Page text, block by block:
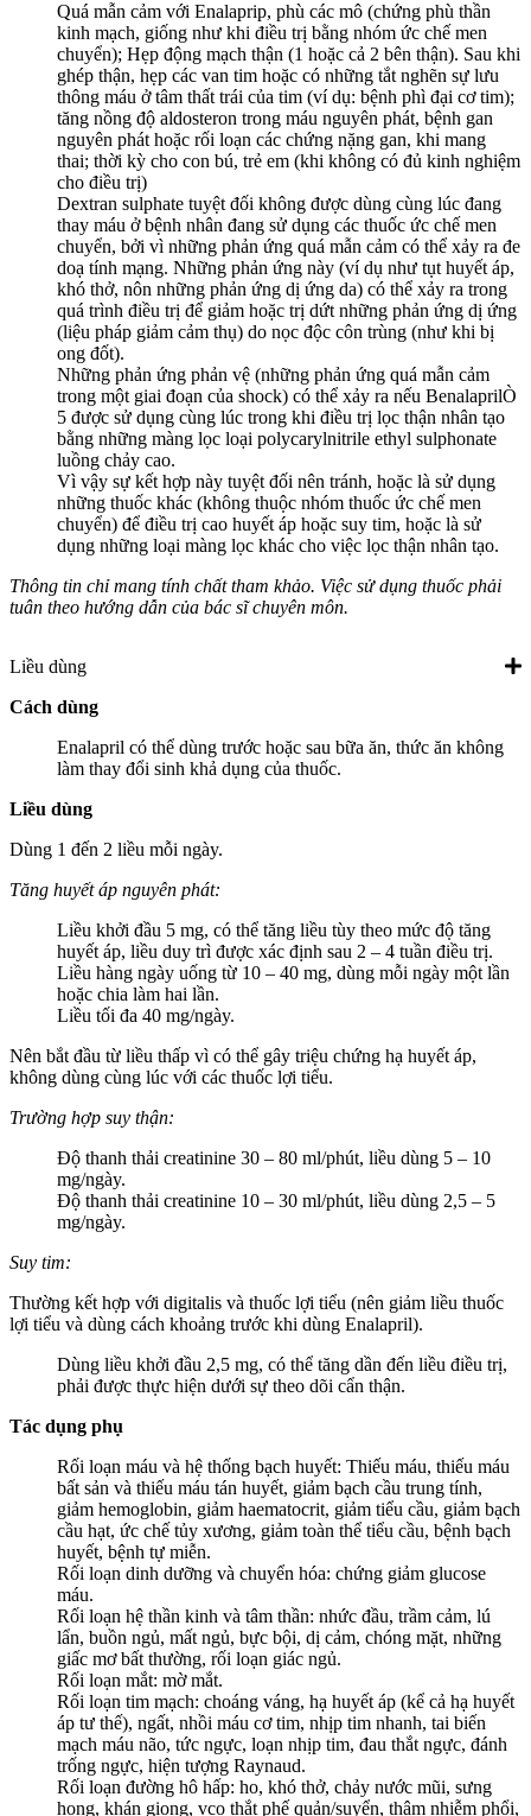
Quá mẫn cảm với Enalaprip, phù các mô (chứng phù thần
kinh mạch, giống như khi điều trị bằng nhóm ức chế men
chuyển); Hẹp động mạch thận (1 hoặc cả 2 bên thận). Sau khi
ghép thận, hẹp các van tim hoặc có những tắt nghẽn sự lưu
thông máu ở tâm thất trái của tim (ví dụ: bệnh phì đại cơ tim);
tăng nồng độ aldosteron trong máu nguyên phát, bệnh gan
nguyên phát hoặc rối loạn các chứng nặng gan, khi mang
thai; thời kỳ cho con bú, trẻ em (khi không có đủ kinh nghiệm
cho điều trị)
Dextran sulphate tuyệt đối không được dùng cùng lúc đang
thay máu ở bệnh nhân đang sử dụng các thuốc ức chế men
chuyển, bởi vì những phản ứng quá mẫn cảm có thể xảy ra đe
doạ tính mạng. Những phản ứng này (ví dụ như tụt huyết áp,
khó thở, nôn những phản ứng dị ứng da) có thể xảy ra trong
quá trình điều trị để giảm hoặc trị dứt những phản ứng dị ứng
(liệu pháp giảm cảm thụ) do nọc độc côn trùng (như khi bị
ong đốt).
Những phản ứng phản vệ (những phản ứng quá mẫn cảm
trong một giai đoạn của shock) có thể xảy ra nếu BenalaprilÒ
5 được sử dụng cùng lúc trong khi điều trị lọc thận nhân tạo
bằng những màng lọc loại polycarylnitrile ethyl sulphonate
luồng chảy cao.
Vì vậy sự kết hợp này tuyệt đối nên tránh, hoặc là sử dụng
những thuốc khác (không thuộc nhóm thuốc ức chế men
chuyển) để điều trị cao huyết áp hoặc suy tim, hoặc là sử
dụng những loại màng lọc khác cho việc lọc thận nhân tạo.
Thông tin chỉ mang tính chất tham khảo. Việc sử dụng thuốc phải
tuân theo hướng dẫn của bác sĩ chuyên môn.
Liều dùng
Cách dùng
Enalapril có thể dùng trước hoặc sau bữa ăn, thức ăn không
làm thay đổi sinh khả dụng của thuốc.
Liều dùng
Dùng 1 đến 2 liều mỗi ngày.
Tăng huyết áp nguyên phát:
Liều khởi đầu 5 mg, có thể tăng liều tùy theo mức độ tăng
huyết áp, liều duy trì được xác định sau 2 – 4 tuần điều trị.
Liều hàng ngày uống từ 10 – 40 mg, dùng mỗi ngày một lần
hoặc chia làm hai lần.
Liều tối đa 40 mg/ngày.
Nên bắt đầu từ liều thấp vì có thể gây triệu chứng hạ huyết áp,
không dùng cùng lúc với các thuốc lợi tiểu.
Trường hợp suy thận:
Độ thanh thải creatinine 30 – 80 ml/phút, liều dùng 5 – 10
mg/ngày.
Độ thanh thải creatinine 10 – 30 ml/phút, liều dùng 2,5 – 5
mg/ngày.
Suy tim:
Thường kết hợp với digitalis và thuốc lợi tiểu (nên giảm liều thuốc
lợi tiểu và dùng cách khoảng trước khi dùng Enalapril).
Dùng liều khởi đầu 2,5 mg, có thể tăng dần đến liều điều trị,
phải được thực hiện dưới sự theo dõi cẩn thận.
Tác dụng phụ
Rối loạn máu và hệ thống bạch huyết: Thiếu máu, thiếu máu
bất sản và thiếu máu tán huyết, giảm bạch cầu trung tính,
giảm hemoglobin, giảm haematocrit, giảm tiểu cầu, giảm bạch
cầu hạt, ức chế tủy xương, giảm toàn thể tiểu cầu, bệnh bạch
huyết, bệnh tự miễn.
Rối loạn dinh dưỡng và chuyển hóa: chứng giảm glucose
máu.
Rối loạn hệ thần kinh và tâm thần: nhức đầu, trầm cảm, lú
lẩn, buồn ngủ, mất ngủ, bực bội, dị cảm, chóng mặt, những
giấc mơ bất thường, rối loạn giác ngủ.
Rối loạn mắt: mờ mắt.
Rối loạn tim mạch: choáng váng, hạ huyết áp (kể cả hạ huyết
áp tư thế), ngất, nhồi máu cơ tim, nhịp tim nhanh, tai biến
mạch máu não, tức ngực, loạn nhịp tim, đau thắt ngực, đánh
trống ngực, hiện tượng Raynaud.
Rối loạn đường hô hấp: ho, khó thở, chảy nước mũi, sưng
họng, khán giọng, vco thắt phế quản/suyển, thâm nhiễm phổi,